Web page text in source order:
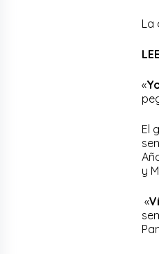
La
«
El
y
«